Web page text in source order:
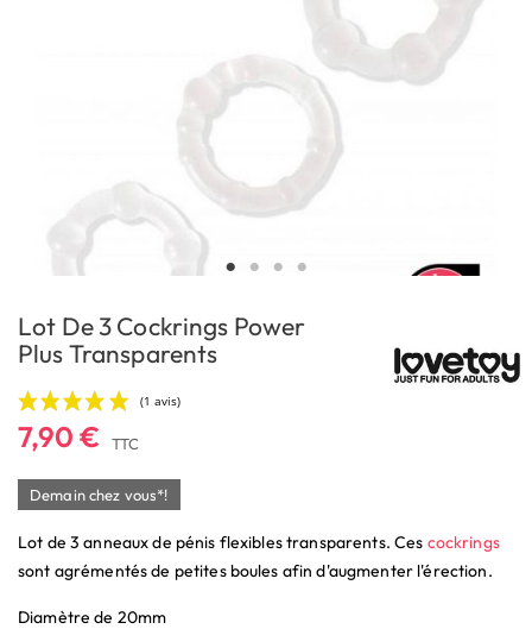
Lot De 3 Cockrings Power
Plus Transparents
(1 avis)
7,90 € TTC
Demain chez vous*!
Lot de 3 anneaux de pénis flexibles transparents. Ces cockrings
sont agrémentés de petites boules afin d'augmenter l'érection.
Diamètre de 20mm